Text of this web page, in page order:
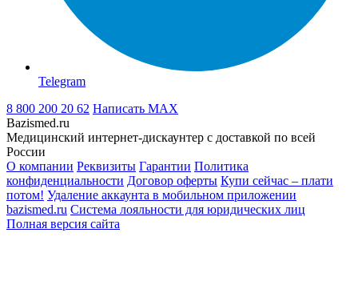
Telegram
8 800 200 20 62 Написать MAX
Bazismed.ru
Медицинский интернет-дискаунтер с доставкой по всей
России
О компании Реквизиты Гарантии Политика
конфиденциальности Договор оферты Купи сейчас – плати
потом! Удаление аккаунта в мобильном приложении
bazismed.ru Система лояльности для юридических лиц
Полная версия сайта